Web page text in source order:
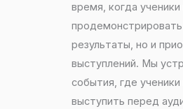
время, когда
результаты, но и
выступлений. Мы
события, где
выступить перед